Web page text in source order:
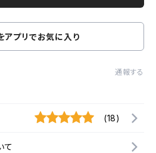
アプリでお気に入り
通報する
(18)
て